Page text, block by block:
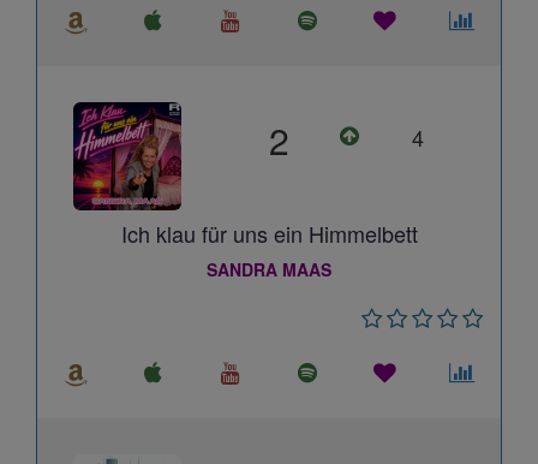
2 4
Ich klau für uns ein Himmelbett
SANDRA MAAS